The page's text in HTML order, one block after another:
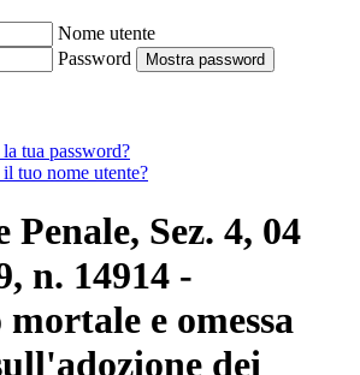
Nome utente
Password
Mostra password
tua password?
tuo nome utente?
Penale, Sez. 4, 04
n. 14914 -
e omessa
dei